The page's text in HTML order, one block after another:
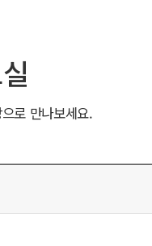
로 만나보세요.